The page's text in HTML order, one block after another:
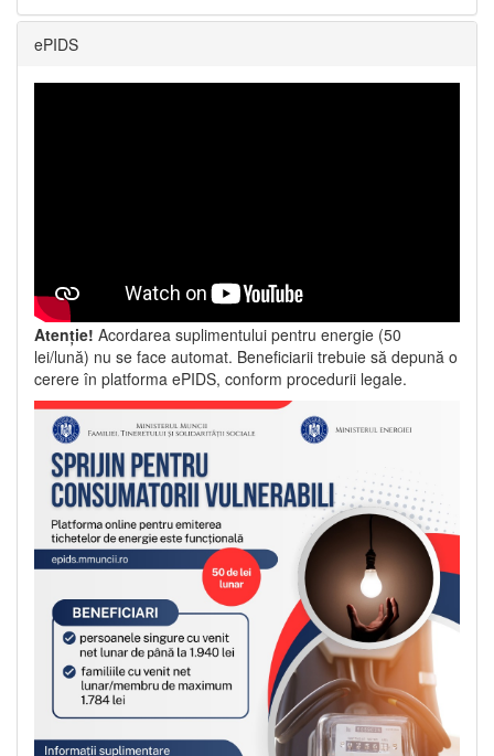
ePIDS
Atenție! Acordarea suplimentului pentru energie (50
lei/lună) nu se face automat. Beneficiarii trebuie să depună o
cerere în platforma ePIDS, conform procedurii legale.